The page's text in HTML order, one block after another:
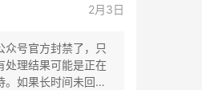
2月3日
众号官方封禁了，只
处理结果可能是正在
。如果长时间未回